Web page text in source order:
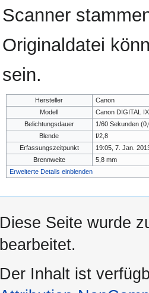
Scanner
Originaldatei
sein.
Hersteller
Canon
Modell
Canon DIGITAL
Belichtungsdauer
1/60 Sekunden
Blende
f/2,8
Erfassungszeitpunkt
19:05, 7. Jan.
Brennweite
5,8 mm
Erweiterte Details einblenden
Diese Seite wurde
bearbeitet.
Der Inhalt ist